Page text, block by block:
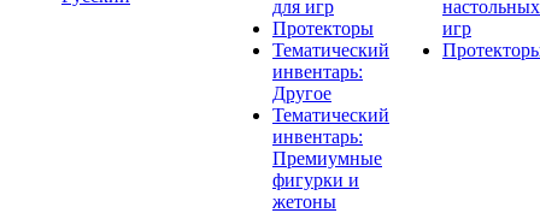
для игр
Протекторы
Тематический
инвентарь:
Другое
Тематический
инвентарь:
Премиумные
фигурки и
жетоны
настольных
игр